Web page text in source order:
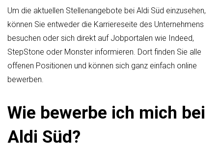
Um die aktuellen Stellenangebote bei Aldi Süd einzusehen,
können Sie entweder die Karriereseite des Unternehmens
besuchen oder sich direkt auf Jobportalen wie Indeed,
StepStone oder Monster informieren. Dort finden Sie alle
offenen Positionen und können sich ganz einfach online
bewerben.
Wie bewerbe ich mich bei
Aldi Süd?